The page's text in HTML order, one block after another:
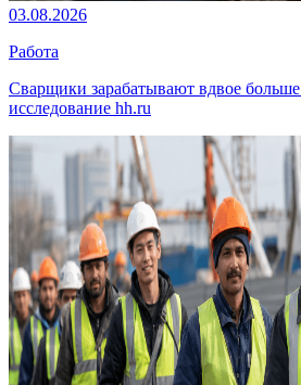
03.08.2026
Работа
Сварщики зарабатывают вдвое
исследование hh.ru